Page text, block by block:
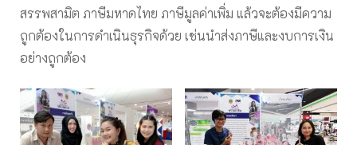
สรรพสามิต ภาษีมหาดไทย ภาษีมูลค่าเพิ่ม แล้วจะต้องมีความ
ถูกต้องในการดำเนินธุรกิจด้วย เช่นนำส่งภาษีและงบการเงิน
อย่างถูกต้อง